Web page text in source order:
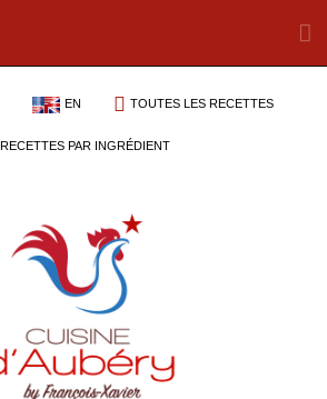
EN TOUTES LES RECETTES
RECETTES PAR INGRÉDIENT